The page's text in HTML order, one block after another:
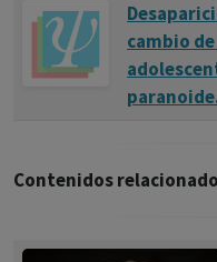
cambio
Contenidos